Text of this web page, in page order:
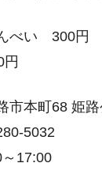
べい 300円
市本町68 姫
5032
17:00